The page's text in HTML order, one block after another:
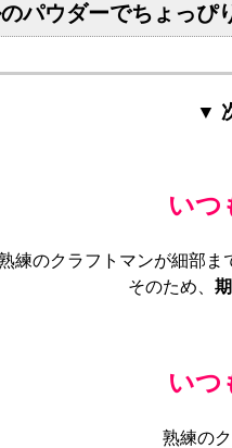
のパウダーでちょっ
▼
いつ
練のクラフトマンが細部ま
そのため、
いつ
熟練の